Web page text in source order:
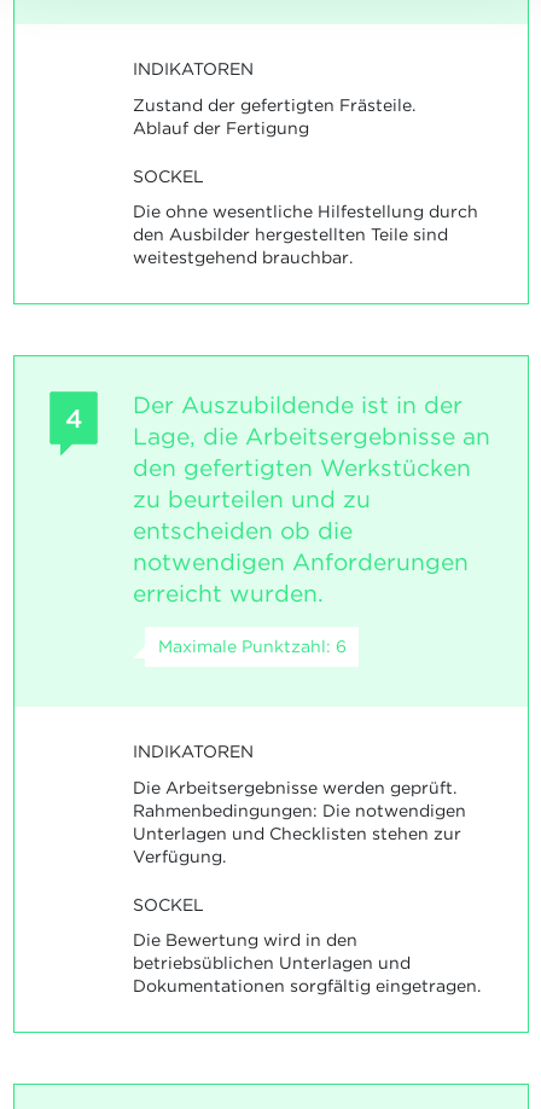
INDIKATOREN
Zustand der gefertigten Frästeile.
Ablauf der Fertigung
SOCKEL
Die ohne wesentliche Hilfestellung durch
den Ausbilder hergestellten Teile sind
weitestgehend brauchbar.
4
Der Auszubildende ist in der
Lage, die Arbeitsergebnisse an
den gefertigten Werkstücken
zu beurteilen und zu
entscheiden ob die
notwendigen Anforderungen
erreicht wurden.
Maximale Punktzahl: 6
INDIKATOREN
Die Arbeitsergebnisse werden geprüft.
Rahmenbedingungen: Die notwendigen
Unterlagen und Checklisten stehen zur
Verfügung.
SOCKEL
Die Bewertung wird in den
betriebsüblichen Unterlagen und
Dokumentationen sorgfältig eingetragen.